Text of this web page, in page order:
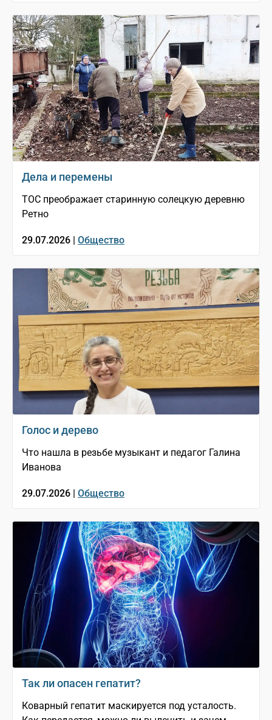
Дела и перемены
ТОС преображает старинную солецкую деревню
Ретно
29.07.2026 | Общество
Голос и дерево
Что нашла в резьбе музыкант и педагог Галина
Иванова
29.07.2026 | Общество
Так ли опасен гепатит?
Коварный гепатит маскируется под усталость.